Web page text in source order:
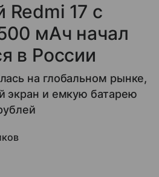
17 с
мАч начал
в России
на глобальном рынке,
экран и емкую батарею